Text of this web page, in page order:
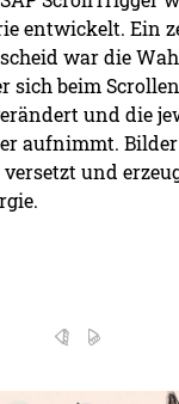
entwickelt. Ein
war die
sich beim
und die
aufnimmt.
und